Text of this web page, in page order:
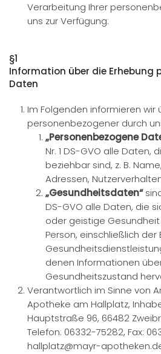
Verarbeitung Ihrer
uns zur Verfügung:
§1
Information über die Erhebung
Daten
Im Folgenden informieren wir
personenbezogener durch
„Personenbezogene
Nr. 1 DS-GVO alle Daten,
beziehbar sind, z. B.
Adressen,
„Gesundheitsdaten“
DS-GVO alle Daten, die
oder geistige
Person, einschließlich der
denen Informationen
Gesundheitszustand
Verantwortlich im Sinne von
Apotheke am Hallplatz,
Hauptstraße 96, 66482
Telefon: 06332-75282, Fax:
hallplatz@mayr-